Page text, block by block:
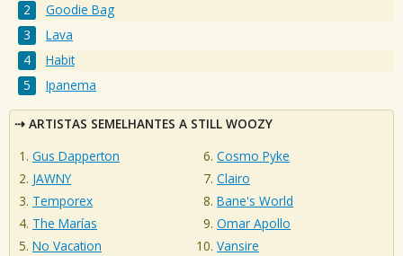
Goodie Bag
Lava
Habit
Ipanema
ARTISTAS SEMELHANTES A STILL WOOZY
Gus Dapperton
JAWNY
Temporex
The Marías
No Vacation
Cosmo Pyke
Clairo
Bane's World
Omar Apollo
Vansire